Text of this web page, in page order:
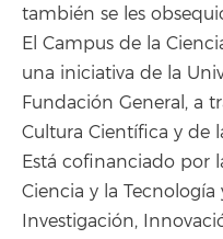
también se les
El Campus de la
una iniciativa de la
Fundación General, a
Cultura Científica y de
Está cofinanciado por
Ciencia y la
Investigación,